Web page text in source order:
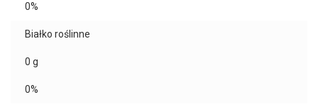
0%
Białko roślinne
0 g
0%